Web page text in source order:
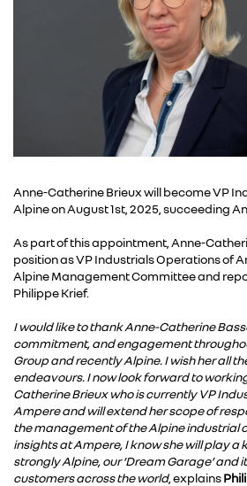
Anne-Catherine Brieux will become VP
Alpine on August 1st, 2025, succeeding
As part of this appointment, Anne-
position as VP Industrials Operations of
Alpine Management Committee and
Philippe Krief.
I would like to thank Anne-Catherine
commitment, and engagement
Group and recently Alpine. I wish her all
endeavours. I now look forward to
Catherine Brieux who is currently VP
Ampere and will extend her scope of
the management of the Alpine industrial
insights at Ampere, I know she will play a
strongly Alpine, our ‘Dream Garage’ and
customers across the world, explains